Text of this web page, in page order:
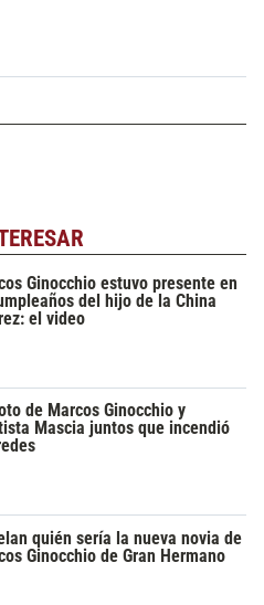
Ginocchio estuvo presente en
del hijo de la China
el video
de Marcos Ginocchio y
Mascia juntos que incendió
quién sería la nueva novia de
Ginocchio de Gran Hermano